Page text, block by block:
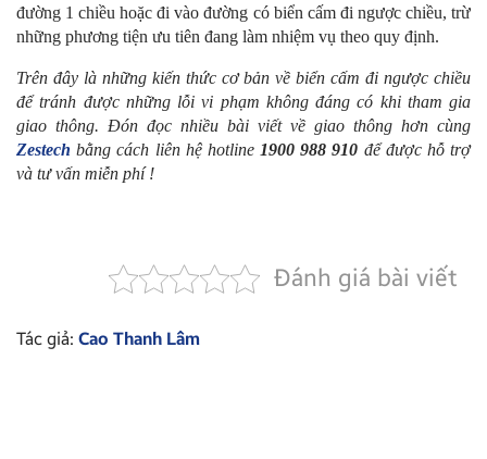
đường 1 chiều hoặc đi vào đường có biển cấm đi ngược chiều, trừ
những phương tiện ưu tiên đang làm nhiệm vụ theo quy định.
Trên đây là những kiến thức cơ bản về biển cấm đi ngược chiều
để tránh được những lỗi vi phạm không đáng có khi tham gia
giao thông. Đón đọc nhiều bài viết về giao thông hơn cùng
Zestech bằng cách liên hệ hotline 1900 988 910 để được hỗ trợ
và tư vấn miễn phí !
Đánh giá bài viết
Tác giả: Cao Thanh Lâm